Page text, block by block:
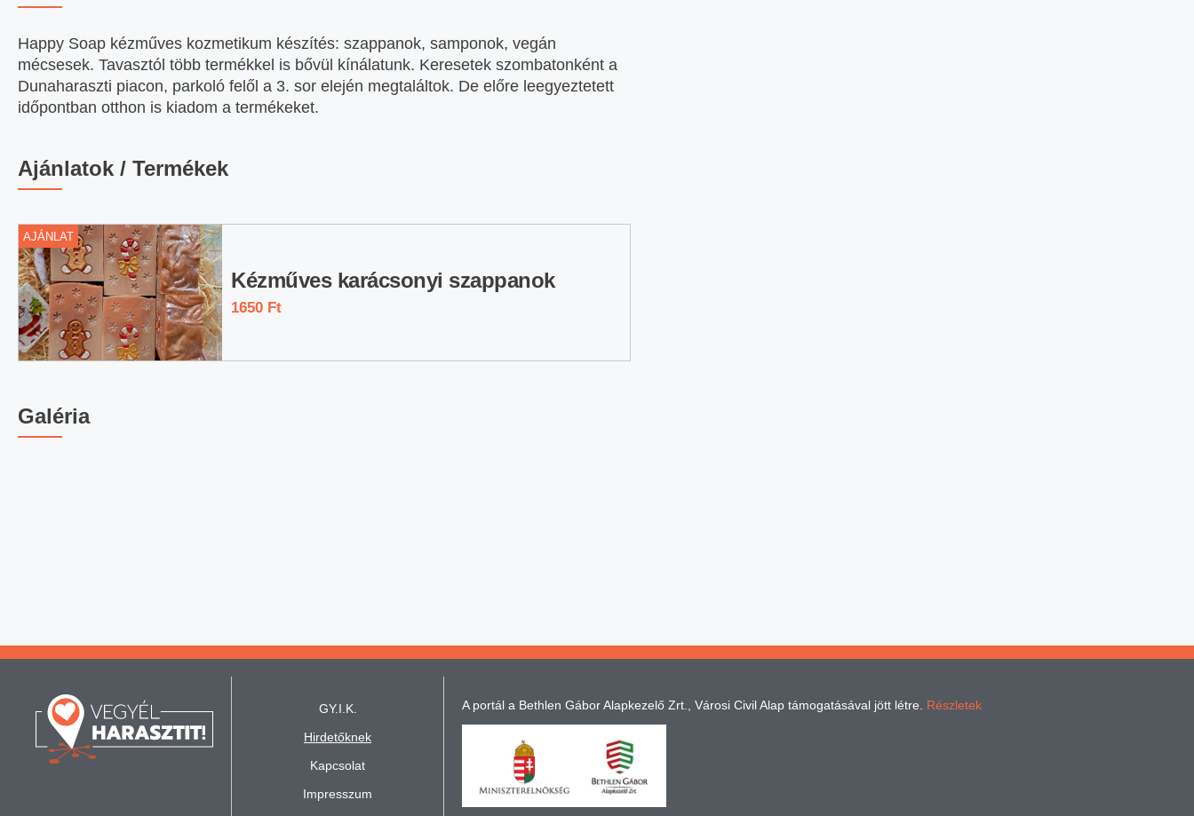
Happy Soap kézműves kozmetikum készítés: szappanok, samponok, vegán
mécsesek. Tavasztól több termékkel is bővül kínálatunk. Keresetek szombatonként a
Dunaharaszti piacon, parkoló felől a 3. sor elején megtaláltok. De előre leegyeztetett
időpontban otthon is kiadom a termékeket.
Ajánlatok / Termékek
AJÁNLAT
Kézműves karácsonyi szappanok
1650 Ft
Galéria
GY.I.K.
Hirdetőknek
Kapcsolat
Impresszum
A portál a Bethlen Gábor Alapkezelő Zrt., Városi Civil Alap támogatásával jött létre. Részletek